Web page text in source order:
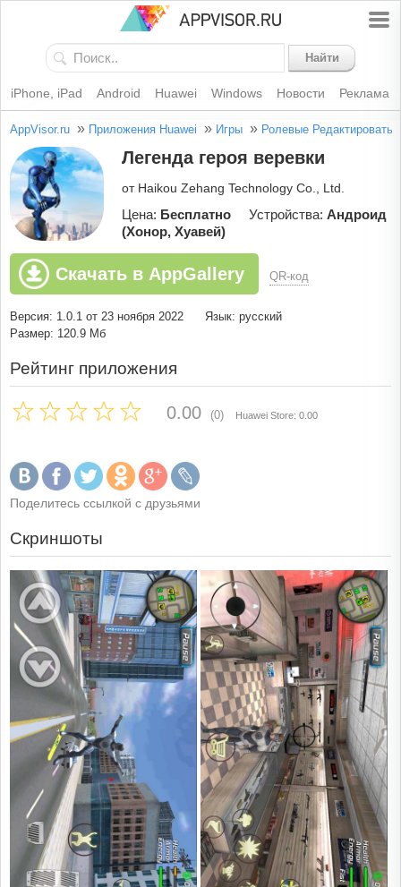
Найти
iPhone, iPad Android Huawei Windows Новости Реклама
AppVisor.ru » Приложения Huawei » Игры » Ролевые Редактировать
Легенда героя веревки
от Haikou Zehang Technology Co., Ltd.
Цена: Бесплатно Устройства: Андроид
(Хонор, Хуавей)
Скачать в AppGallery QR-код
Версия: 1.0.1 от 23 ноября 2022
Язык: русский
Размер: 120.9 Мб
Рейтинг приложения
0.00 (0) Huawei Store: 0.00
Поделитесь ссылкой с друзьями
Скриншоты